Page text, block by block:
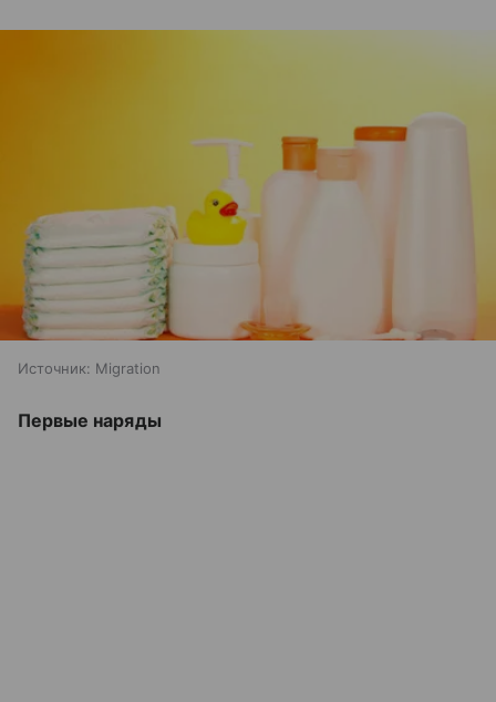
Источник: Migration
Первые наряды